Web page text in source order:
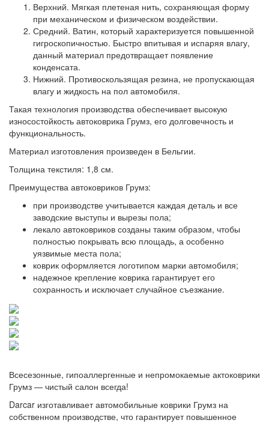
Верхний. Мягкая плетеная нить, сохраняющая форму
при механическом и физическом воздействии.
Средний. Ватин, который характеризуется повышенной
гигроскопичностью. Быстро впитывая и испаряя влагу,
данный материал предотвращает появление
конденсата.
Нижний. Противоскользящая резина, не пропускающая
влагу и жидкость на пол автомобиля.
Такая технология производства обеспечивает высокую
износостойкость автоковрика Грумз, его долговечность и
функциональность.
Материал изготовления произведен в Бельгии.
Толщина текстиля: 1,8 см.
Преимущества автоковриков Грумз:
при производстве учитывается каждая деталь и все
заводские выступы и вырезы пола;
лекало автоковриков созданы таким образом, чтобы
полностью покрывать всю площадь, а особенно
уязвимые места пола;
коврик оформляется логотипом марки автомобиля;
надежное крепление коврика гарантирует его
сохранность и исключает случайное съезжание.
Всесезонные, гипоаллергенные и непромокаемые актоковрики
Грумз — чистый салон всегда!
Darcar изготавливает автомобильные коврики Грумз на
собственном производстве, что гарантирует повышенное